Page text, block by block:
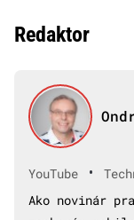
Redaktor
YouTube •
Ako novinár